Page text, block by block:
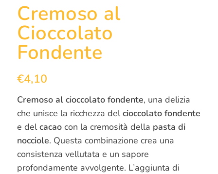
Cremoso al
Cioccolato
Fondente
€4,10
Cremoso al cioccolato fondente, una delizia
che unisce la ricchezza delcioccolato fondente
e delcacao con la cremosità della pasta di
nocciole. Questa combinazione crea una
consistenza vellutata e un sapore
profondamente avvolgente. L’aggiunta di